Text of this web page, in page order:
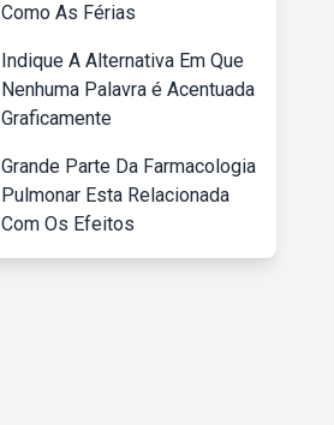
Como As Férias
Indique A Alternativa Em Que
Nenhuma Palavra é Acentuada
Graficamente
Grande Parte Da Farmacologia
Pulmonar Esta Relacionada
Com Os Efeitos